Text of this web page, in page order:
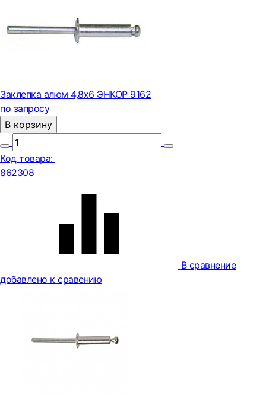
Заклепка алюм 4,8х6 ЭНКОР 9162
по запросу
В корзину
Код товара:
862308
В сравнение
добавлено к сравению